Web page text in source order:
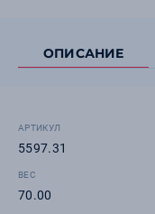
ОПИСАНИЕ
АРТИКУЛ
5597.31
ВЕС
70.00